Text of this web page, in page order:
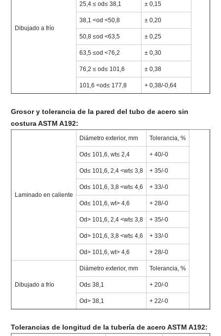
Dibujado a frío
25,4 ≤ od≤ 38,1 ± 0,15
38,1 <od <50,8 ± 0,20
50,8 ≤od <63,5 ± 0,25
63,5 ≤od <76,2 ± 0,30
76,2 ≤ od≤ 101,6 ± 0,38
101,6 <od≤ 177,8 + 0,38/-0,64
Grosor y tolerancia de la pared del tubo de acero sin
costura ASTM A192:
Laminado en caliente
Diámetro exterior, mm Tolerancia, %
Od≤ 101,6, wt≤ 2,4 + 40/-0
Od≤ 101,6, 2,4 <wt≤ 3,8 + 35/-0
Od≤ 101,6, 3,8 <wt≤ 4,6 + 33/-0
Od≤ 101,6, wt> 4,6 + 28/-0
Od> 101,6, 2,4 <wt≤ 3,8 + 35/-0
Od> 101,6, 3,8 <wt≤ 4,6 + 33/-0
Od> 101,6, wt> 4,6 + 28/-0
Dibujado a frío
Diámetro exterior, mm Tolerancia, %
Od≤ 38,1 + 20/-0
Od> 38,1 + 22/-0
Tolerancias de longitud de la tubería de acero ASTM A192: